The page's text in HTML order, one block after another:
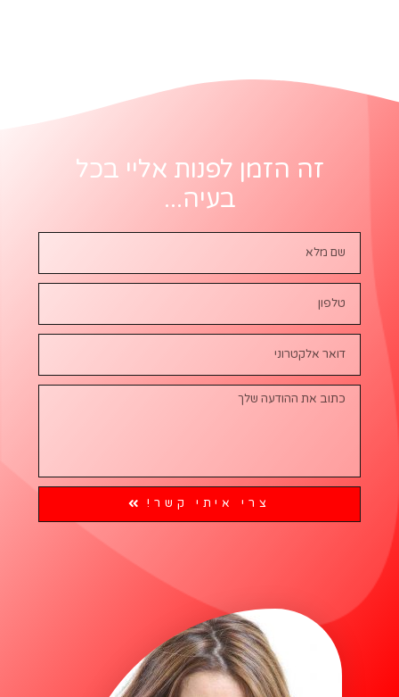
זה הזמן לפנות אליי בכל
בעיה...
צרי איתי קשר!